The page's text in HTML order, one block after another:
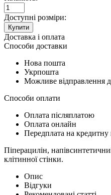
Доступні розміри:
Купити
Доставка і оплата
Способи доставки
Нова пошта
Укрпошта
Можливе відправлення
Способи оплати
Оплата післяплатою
Оплата онлайн
Передплата на кредитну
Піперацилін,
клітинної стінки.
Опис
Відгуки